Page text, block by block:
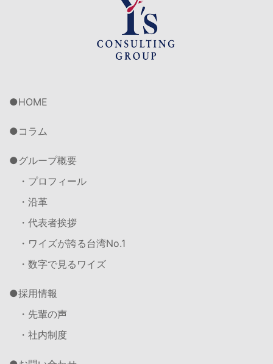
HOME
コラム
グループ概要
・プロフィール
・沿革
・代表者挨拶
・ワイズが誇る台湾No.1
・数字で見るワイズ
採用情報
・先輩の声
・社内制度